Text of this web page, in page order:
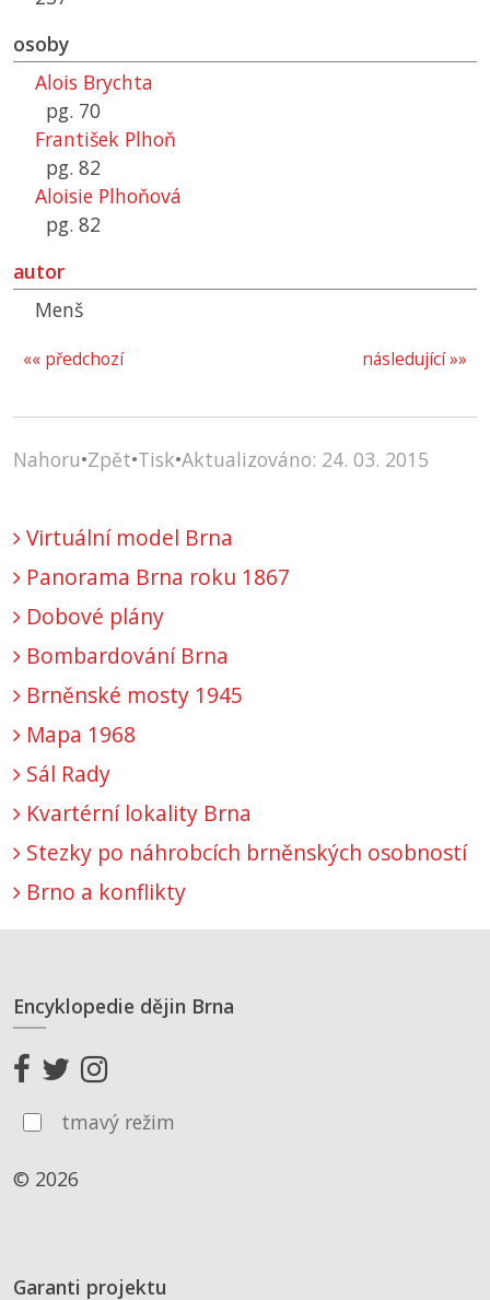
osoby
Alois Brychta
pg. 70
František Plhoň
pg. 82
Aloisie Plhoňová
pg. 82
autor
Menš
následující »»
«« předchozí
Nahoru•Zpět•Tisk•Aktualizováno: 24. 03. 2015
Virtuální model Brna
Panorama Brna roku 1867
Dobové plány
Bombardování Brna
Brněnské mosty 1945
Mapa 1968
Sál Rady
Kvartérní lokality Brna
Stezky po náhrobcích brněnských osobností
Brno a konflikty
Encyklopedie dějin Brna
tmavý režim
© 2026
Garanti projektu